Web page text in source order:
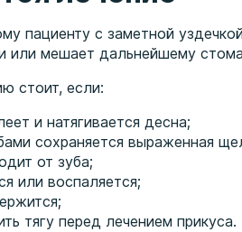
пациенту с заметной
или мешает дальнейшему
стоит, если:
и натягивается десна;
сохраняется выраженная
от зуба;
или воспаляется;
тягу перед лечением прикуса.